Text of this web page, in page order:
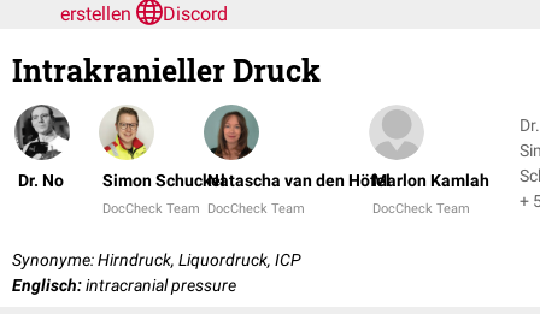
erstellen
Discord
Intrakranieller Druck
Dr. No Simon Schuckel
DocCheck Team
Natascha van den Höfel
DocCheck Team
Marlon Kamlah
DocCheck Team
+
Synonyme: Hirndruck, Liquordruck, ICP
Englisch:intracranial pressure